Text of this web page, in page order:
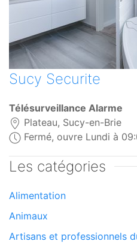
Sucy Securite
Télésurveillance Alarme
Plateau, Sucy-en-Brie
Fermé, ouvre Lundi à
Les catégories
Alimentation
Animaux
Artisans et professionnels